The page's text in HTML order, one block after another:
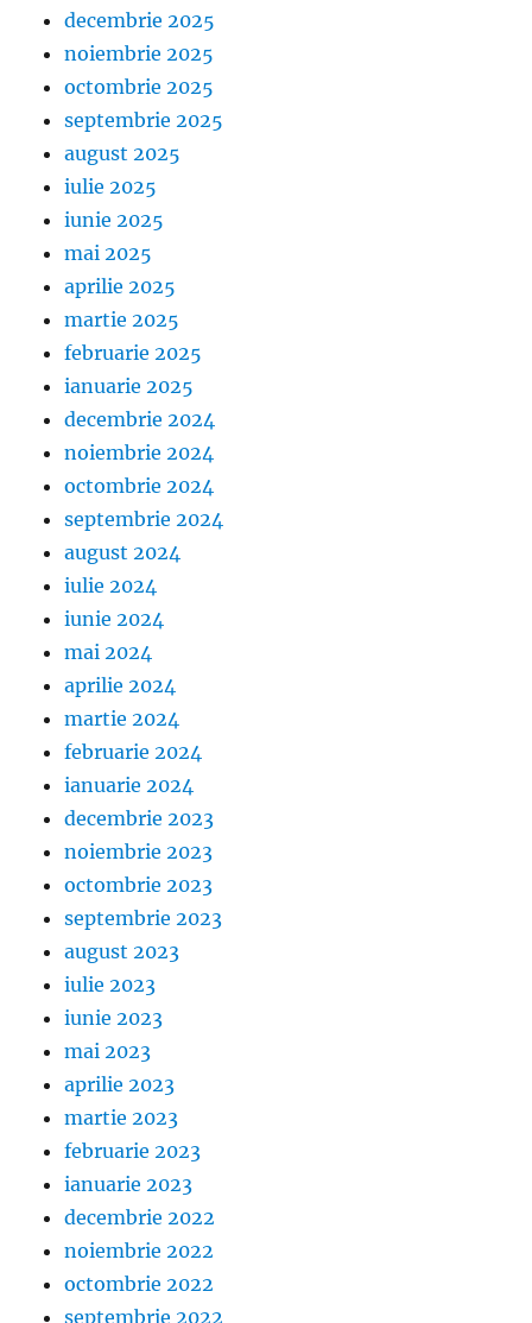
decembrie 2025
noiembrie 2025
octombrie 2025
septembrie 2025
august 2025
iulie 2025
iunie 2025
mai 2025
aprilie 2025
martie 2025
februarie 2025
ianuarie 2025
decembrie 2024
noiembrie 2024
octombrie 2024
septembrie 2024
august 2024
iulie 2024
iunie 2024
mai 2024
aprilie 2024
martie 2024
februarie 2024
ianuarie 2024
decembrie 2023
noiembrie 2023
octombrie 2023
septembrie 2023
august 2023
iulie 2023
iunie 2023
mai 2023
aprilie 2023
martie 2023
februarie 2023
ianuarie 2023
decembrie 2022
noiembrie 2022
octombrie 2022
septembrie 2022